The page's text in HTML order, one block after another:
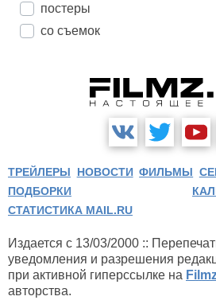
постеры
со съемок
ТРЕЙЛЕРЫ НОВОСТИ ФИЛЬМЫ
ПОДБОРКИ
СТАТИСТИКА MAIL.RU
Издается с 13/03/2000 ::
уведомления и разрешения
при активной гиперссылке на
авторства.